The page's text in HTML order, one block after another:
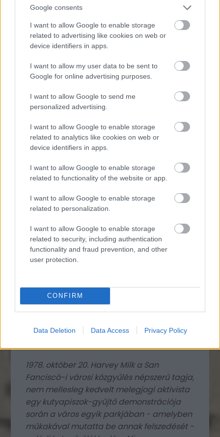
Google consents
I want to allow Google to enable storage
related to advertising like cookies on web or
device identifiers in apps.
I want to allow my user data to be sent to
Google for online advertising purposes.
I want to allow Google to send me
personalized advertising.
I want to allow Google to enable storage
related to analytics like cookies on web or
device identifiers in apps.
I want to allow Google to enable storage
related to functionality of the website or app.
I want to allow Google to enable storage
related to personalization.
I want to allow Google to enable storage
related to security, including authentication
functionality and fraud prevention, and other
user protection.
CONFIRM
Data Deletion Data Access Privacy Policy
1978. Egy felborított Pepsi kólás teherautó
ég az iszlám forradalom idején, Teherán,
Irán
1978. október 20. Harvey Milk a San
Fanciscó-i városi közgyűlés népszerű tagja,
nem mellesleg kedvelt melegjogi aktivista
egy kutyapiszok-gyűjtő demonstrációja
során a város egyik parkjában - amelyben
műkakával mutatta be annak felszedését -